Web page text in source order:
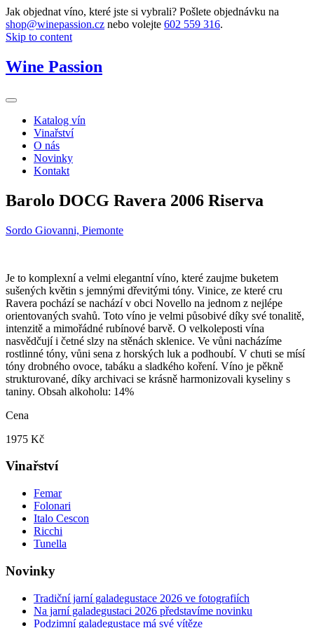
Jak objednat víno, které jste si vybrali? Pošlete objednávku na
shop@winepassion.cz nebo volejte 602 559 316.
Skip to content
Wine Passion
Katalog vín
Vinařství
O nás
Novinky
Kontakt
Barolo DOCG Ravera 2006 Riserva
Sordo Giovanni, Piemonte
Je to komplexní a velmi elegantní víno, které zaujme buketem
sušených květin s jemnými dřevitými tóny. Vinice, ze které cru
Ravera pochází se nachází v obci Novello na jednom z nejlépe
orientovaných svahů. Toto víno je velmi působivé díky své tonalitě,
intenzitě a mimořádné rubínové barvě. O velkoleposti vína
nasvědčují i četné slzy na stěnách sklenice. Ve vůni nacházíme
rostlinné tóny, vůni sena z horských luk a podhoubí. V chuti se mísí
tóny drobného ovoce, tabáku a sladkého koření. Víno je pěkně
strukturované, díky archivaci se krásně harmonizovali kyseliny s
taniny. Obsah alkoholu: 14%
Cena
1975 Kč
Vinařství
Femar
Folonari
Italo Cescon
Ricchi
Tunella
Novinky
Tradiční jarní galadegustace 2026 ve fotografiích
Na jarní galadegustaci 2026 představíme novinku
Podzimní galadegustace má své vítěze